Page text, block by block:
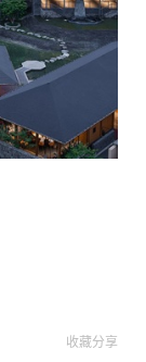
收藏分享